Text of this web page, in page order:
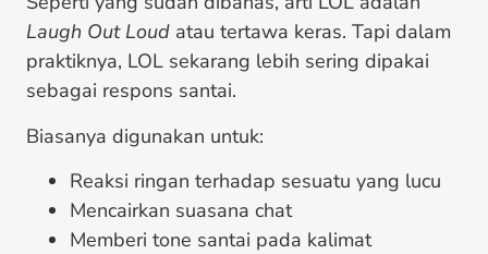
Laugh Out Loud atau tertawa keras. Tapi dalam
praktiknya, LOL sekarang lebih sering dipakai
sebagai respons santai.
Biasanya digunakan untuk:
Reaksi ringan terhadap sesuatu yang lucu
Mencairkan suasana chat
Memberi tone santai pada kalimat